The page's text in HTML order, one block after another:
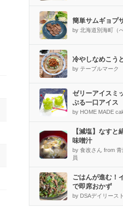
簡単サムギョプ
by 北海道別海町（
冷やしなめこう
by テーブルマーク
ゼリーアイスミ
ぷる一口アイス
by HOME MADE
【減塩】なすと
味噌汁
by 食改さん from
員
ごはんが進む！
で即席おかず
by DSAデイリース